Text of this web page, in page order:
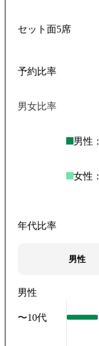
セット面5席
予約比率
男女比率
男性：
女性：
年代比率
男性
男性
〜10代